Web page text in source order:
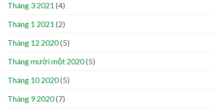
Tháng 3 2021 (4)
Tháng 1 2021 (2)
Tháng 12 2020(5)
Tháng mười một 2020(5)
Tháng 10 2020(5)
Tháng 9 2020(7)